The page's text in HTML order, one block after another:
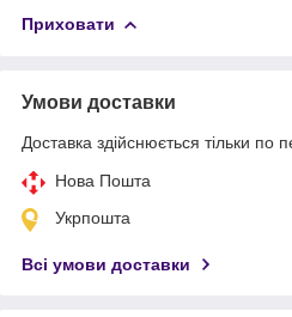
Приховати
Умови доставки
Доставка здійснюється тільки по
Нова Пошта
Укрпошта
Всі умови доставки